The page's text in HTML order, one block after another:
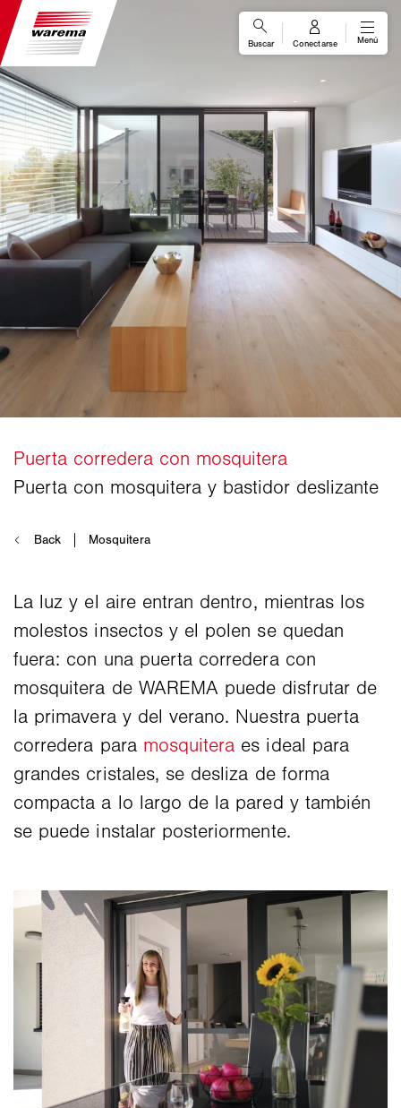
La luz y el aire entran dentro, mientras los
molestos insectos y el polen se quedan
fuera: con una puerta corredera con
mosquitera de WAREMA puede disfrutar de
la primavera y del verano. Nuestra puerta
corredera para mosquitera es ideal para
grandes cristales, se desliza de forma
compacta a lo largo de la pared y también
se puede instalar posteriormente.